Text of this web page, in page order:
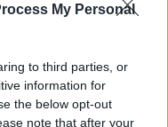
My Personal
to third parties, or
information for
the below opt-out
note that after your
attenersi alle
I sostituti